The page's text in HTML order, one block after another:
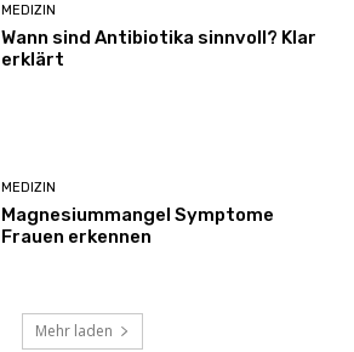
MEDIZIN
Wann sind Antibiotika sinnvoll? Klar
erklärt
MEDIZIN
Magnesiummangel Symptome
Frauen erkennen
Mehr laden